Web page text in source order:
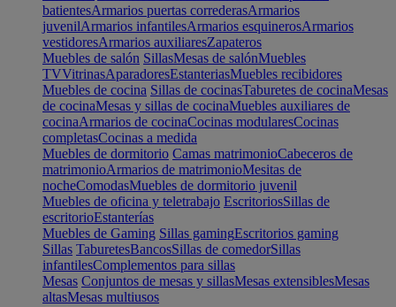
batientesArmarios puertas correderasArmarios
juvenilArmarios infantilesArmarios esquinerosArmarios
vestidoresArmarios auxiliaresZapateros
Muebles de salón SillasMesas de salónMuebles
TVVitrinasAparadoresEstanteriasMuebles recibidores
Muebles de cocina Sillas de cocinasTaburetes de cocinaMesas
de cocinaMesas y sillas de cocinaMuebles auxiliares de
cocinaArmarios de cocinaCocinas modularesCocinas
completasCocinas a medida
Muebles de dormitorio Camas matrimonioCabeceros de
matrimonioArmarios de matrimonioMesitas de
nocheComodasMuebles de dormitorio juvenil
Muebles de oficina y teletrabajo EscritoriosSillas de
escritorioEstanterías
Muebles de Gaming Sillas gamingEscritorios gaming
Sillas TaburetesBancosSillas de comedorSillas
infantilesComplementos para sillas
Mesas Conjuntos de mesas y sillasMesas extensiblesMesas
altasMesas multiusos